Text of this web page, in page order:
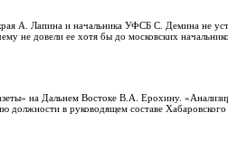
А. Лапина и начальника УФСБ С. Демина не
не довели ее хотя бы до московских
на Дальнем Востоке В.А. Ерохину.
должности в руководящем составе